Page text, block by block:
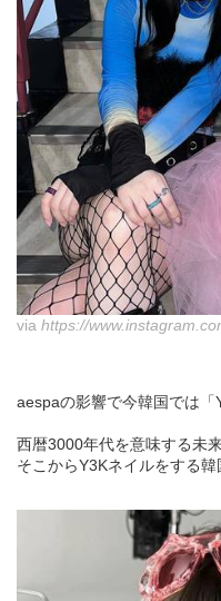
via https://
aespaの影響で今韓国では「
西暦3000年代を意味する未
そこからY3Kネイルをする